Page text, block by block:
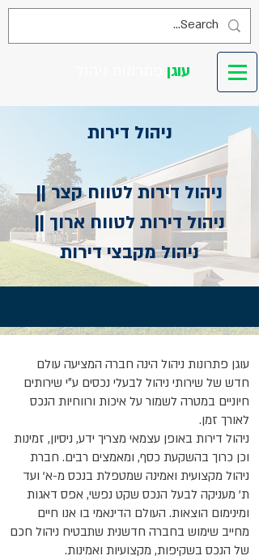
עוגן
ניהול דירות
ניהול דירות לטווח קצר ||
ניהול דירות לטווח ארוך ||
ניהול מקבצי דירות
עוגן פתרונות ניהול הינה חברה המציעה עולם
חדש של שירותי ניהול לבעלי נכסים ע״י שירותים
חיוניים במטרה לשמור על איכות ורווחיות הנכס
לאורך זמן.
ניהול דירות באופן עצמאי מצריך ידע, ניסיון, זמינות
וכן כרוך בהשקעת כסף, ומאמצים רבים. חברת
ניהול מקצועית ואמינה שמטפלת בנכס מ-א' ועד
ת' מעניקה לבעל הנכס שקט נפשי, אפס דאגות
ומינימום הוצאות. העולם הדינאמי בו אנו חיים
מחייב שימוש בחברה חדשנית שתבטיח ניהול חכם
של הנכס בשקיפות, מקצועיות ואמינות.